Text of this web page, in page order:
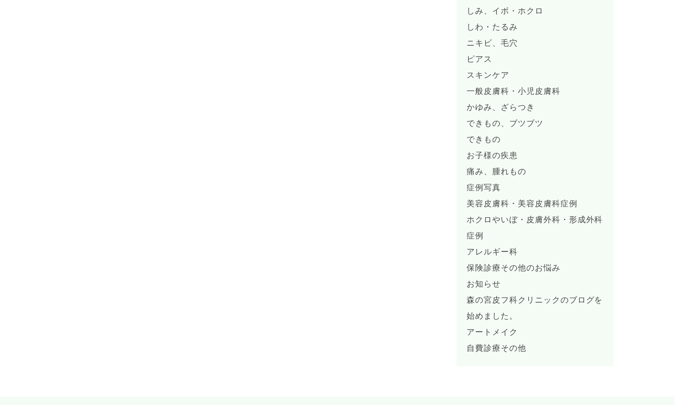
しみ、イボ・ホクロ
しわ・たるみ
ニキビ、毛穴
ピアス
スキンケア
一般皮膚科・小児皮膚科
かゆみ、ざらつき
できもの、ブツブツ
できもの
お子様の疾患
痛み、腫れもの
症例写真
美容皮膚科・美容皮膚科症例
ホクロやいぼ・皮膚外科・形成外科
症例
アレルギー科
保険診療その他のお悩み
お知らせ
森の宮皮フ科クリニックのブログを
始めました。
アートメイク
自費診療その他